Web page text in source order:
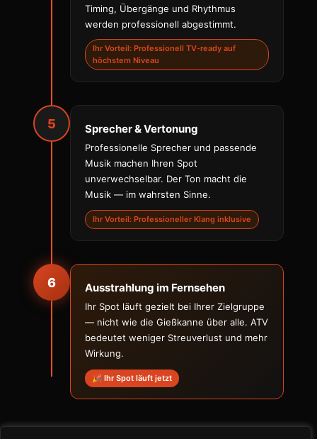
Timing, Übergänge und Rhythmus
werden professionell abgestimmt.
Ihr Vorteil: Professionell TV-ready auf
höchstem Niveau
5 Sprecher & Vertonung
Professionelle Sprecher und passende
Musik machen Ihren Spot
unverwechselbar. Der Ton macht die
Musik — im wahrsten Sinne.
Ihr Vorteil: Professioneller Klang inklusive
6 Ausstrahlung im Fernsehen
Ihr Spot läuft gezielt bei Ihrer Zielgruppe
— nicht wie die Gießkanne über alle. ATV
bedeutet weniger Streuverlust und mehr
Wirkung.
🎉 Ihr Spot läuft jetzt